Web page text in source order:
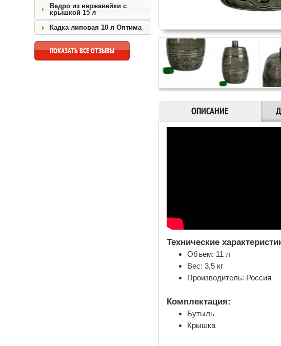
Ведро из нержавейки с
крышкой 15 л
Кадка липовая 10 л Оптима
ПОКАЗАТЬ ВСЕ ОТЗЫВЫ
ОПИСАНИЕ
Технические
Объем: 11 л
Вес: 3,5 кг
Производитель: Россия
Комплектация:
Бутыль
Крышка